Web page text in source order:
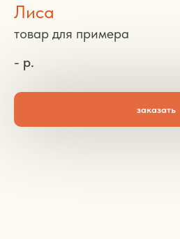
Лиса
товар для примера
- р.
заказать